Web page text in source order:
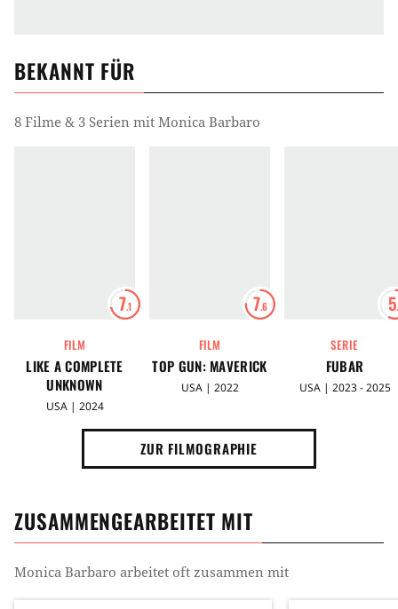
BEKANNT FÜR
8 Filme & 3 Serien mit Monica Barbaro
7.1
FILM
LIKE A COMPLETE
UNKNOWN
USA | 2024
7.6
FILM
TOP GUN: MAVERICK
USA | 2022
5
SERIE
FUBAR
USA | 2023 - 2025
ZUR FILMOGRAPHIE
ZUSAMMENGEARBEITET MIT
Monica Barbaro arbeitet oft zusammen mit